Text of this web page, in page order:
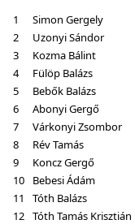
1
Simon Gergely
2
Uzonyi Sándor
3
Kozma Bálint
4
Fülöp Balázs
5
Bebők Balázs
6
Abonyi Gergő
7
Várkonyi Zsombor
8
Rév Tamás
9
Koncz Gergő
10
Bebesi Ádám
11
Tóth Balázs
12 Tóth Tamás Krisztián